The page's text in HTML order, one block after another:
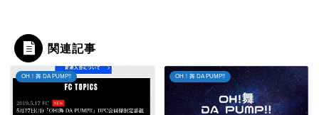
関連記事
OH！舞 DA PUMP!! OH！舞 DA PUMP!!